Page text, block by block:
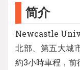
简介
Newcastle
北部、第五大城
約3小時車程，前